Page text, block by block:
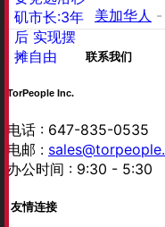
美加华人 -
联系我们
TorPeople Inc.
电话 : 647-835-0535
电邮 :
办公时间 : 9:30 - 5:30
友情连接